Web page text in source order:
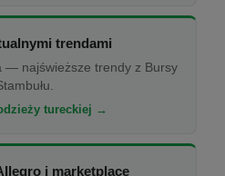
trendami
— najświeższe trendy z Bursy
tureckiej →
i marketplace